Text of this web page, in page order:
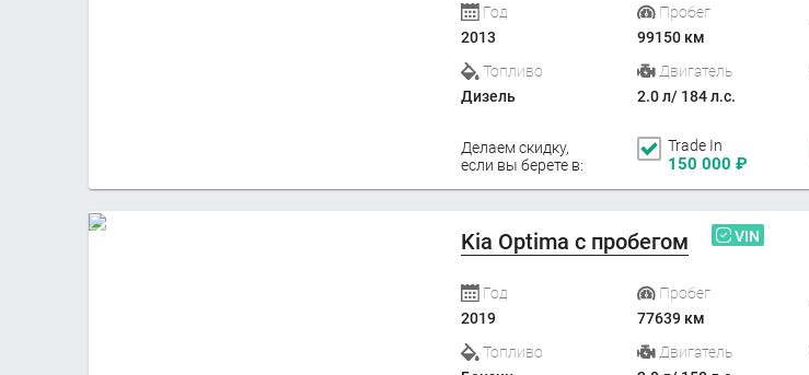
Год
2013
Пробег
99150 км
Топливо
Дизель
Двигатель
2.0 л/ 184 л.с.
Делаем скидку,
если вы берете в:
Trade In
150 000 ₽
Kia Optima с пробегом VIN
Год
2019
Пробег
77639 км
Топливо
Двигатель